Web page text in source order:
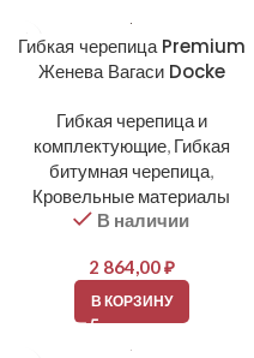
Гибкая черепица Premium
Женева Вагаси Docke
Гибкая черепица и
комплектующие, Гибкая
битумная черепица,
Кровельные материалы
В наличии
2 864,00₽
В КОРЗИНУ